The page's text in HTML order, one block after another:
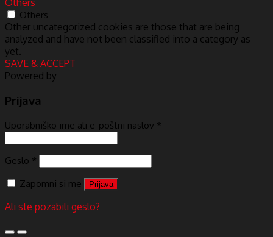
Others
Others
Other uncategorized cookies are those that are being
analyzed and have not been classified into a category as
yet.
SAVE & ACCEPT
Powered by
Prijava
Uporabniško ime ali e-poštni naslov *
Geslo *
Zapomni si me
Prijava
Ali ste pozabili geslo?